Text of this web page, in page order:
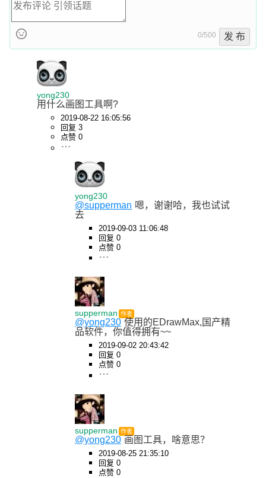
873e08a7
del
0/500 发 布
yong230
用什么画图工具啊?
2019-08-22 16:05:56
回复 3
点赞 0
yong230
@supperman 嗯，谢谢哈，我也试试
去
2019-09-03 11:06:48
回复 0
点赞 0
supperman 作者
@yong230 使用的EDrawMax,国产精
品软件，你值得拥有~~
2019-09-02 20:43:42
回复 0
点赞 0
supperman 作者
@yong230 画图工具，啥意思？
2019-08-25 21:35:10
回复 0
点赞 0